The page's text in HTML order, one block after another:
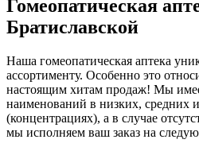
Гомеопатическая
Братиславской
Наша гомеопатическая аптека
ассортименту. Особенно это
настоящим хитам продаж! Мы
наименований в низких, средних
(концентрациях), а в случае
мы исполняем ваш заказ на